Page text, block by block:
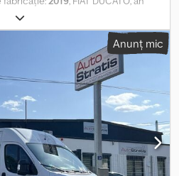
6, motor 2.3MJT de 130 CP, șasiu,
de la 3 la 3,60 m, aer condiționat,
pe volan, pilot automat, 300.000
schimbată, posibilitate de
Anunț mic